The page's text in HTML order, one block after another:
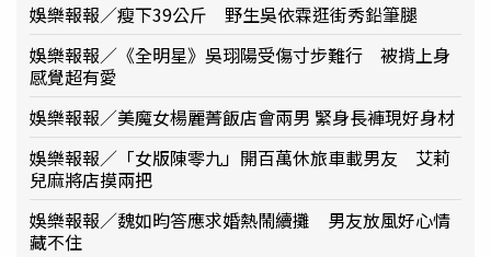
娛樂報報／瘦下39公斤 野生吳依霖逛街秀鉛筆腿
娛樂報報／《全明星》吳珝陽受傷寸步難行 被揹上身
感覺超有愛
娛樂報報／美魔女楊麗菁飯店會兩男 緊身長褲現好身材
娛樂報報／「女版陳零九」開百萬休旅車載男友 艾莉
兒麻將店摸兩把
娛樂報報／魏如昀答應求婚熱鬧續攤 男友放風好心情
藏不住